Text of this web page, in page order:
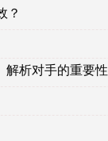
？
解析对手的重要性